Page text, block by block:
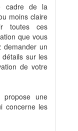
cadre de la
moins claire
toutes ces
que vous
demander un
sur les
de votre
une
concerne les